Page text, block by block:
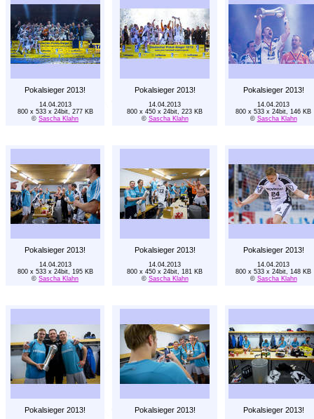
Pokalsieger 2013! Pokalsieger 2013! Pokalsieger 2013!
14.04.2013
800 x 533 x 24bit, 277 KB
© Sascha Klahn
14.04.2013
800 x 450 x 24bit, 223 KB
© Sascha Klahn
14.04.2013
800 x 533 x 24bit, 146 KB
© Sascha Klahn
Pokalsieger 2013! Pokalsieger 2013! Pokalsieger 2013!
14.04.2013
800 x 533 x 24bit, 195 KB
© Sascha Klahn
14.04.2013
800 x 450 x 24bit, 181 KB
© Sascha Klahn
14.04.2013
800 x 533 x 24bit, 148 KB
© Sascha Klahn
Pokalsieger 2013! Pokalsieger 2013! Pokalsieger 2013!